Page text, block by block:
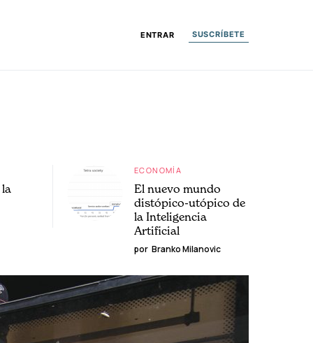
ENTRAR SUSCRÍBETE
ECONOMÍA
El nuevo mundo
distópico-utópico de
la Inteligencia
Artificial
por Branko Milanovic